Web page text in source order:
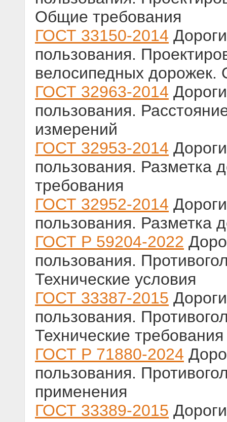
Общие требования
ГОСТ 33150-2014
пользования.
велосипедных
ГОСТ 32963-2014
пользования.
измерений
ГОСТ 32953-2014
пользования. Разметка
требования
ГОСТ 32952-2014
пользования. Разметка
ГОСТ Р 59204-2022
пользования.
Технические условия
ГОСТ 33387-2015
пользования.
Технические требования
ГОСТ Р 71880-2024
пользования.
применения
ГОСТ 33389-2015